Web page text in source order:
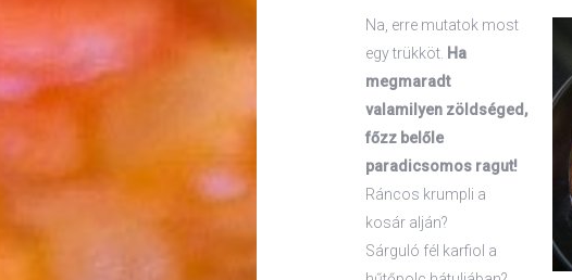
Na, erre mutatok most
egy trükköt. Ha
megmaradt
valamilyen zöldséged,
főzz belőle
paradicsomos ragut!
Ráncos krumpli a
kosár alján?
Sárguló fél karfiol a